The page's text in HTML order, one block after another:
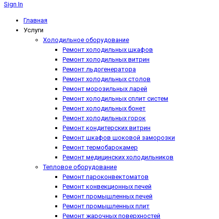
Sign In
Главная
Услуги
Холодильное оборудование
Ремонт холодильных шкафов
Ремонт холодильных витрин
Ремонт льдогенератора
Ремонт холодильных столов
Ремонт морозильных ларей
Ремонт холодильных сплит систем
Ремонт холодильных бонет
Ремонт холодильных горок
Ремонт кондитерских витрин
Ремонт шкафов шоковой заморозки
Ремонт термобарокамер
Ремонт медицинских холодильников
Тепловое оборудование
Ремонт пароконвектоматов
Ремонт конвекционных печей
Ремонт промышленных печей
Ремонт промышленных плит
Ремонт жарочных поверхностей